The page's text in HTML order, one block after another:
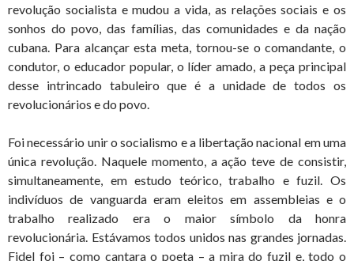
revolução socialista e mudou a vida, as relações sociais e os
sonhos do povo, das famílias, das comunidades e da nação
cubana. Para alcançar esta meta, tornou-se o comandante, o
condutor, o educador popular, o líder amado, a peça principal
desse intrincado tabuleiro que é a unidade de todos os
revolucionários e do povo.
Foi necessário unir o socialismo e a libertação nacional em uma
única revolução. Naquele momento, a ação teve de consistir,
simultaneamente, em estudo teórico, trabalho e fuzil. Os
indivíduos de vanguarda eram eleitos em assembleias e o
trabalho realizado era o maior símbolo da honra
revolucionária. Estávamos todos unidos nas grandes jornadas.
Fidel foi – como cantara o poeta – a mira do fuzil e, todo o